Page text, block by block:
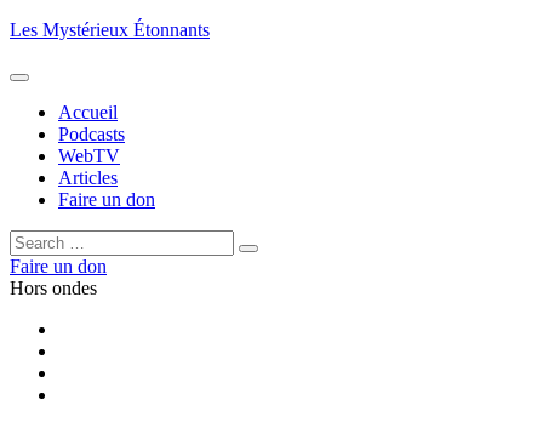
Aller
contenu
Les Mystérieux Étonnants
Accueil
Podcasts
WebTV
Articles
Faire un don
Rechercher :
Rechercher
Faire un don
Hors ondes